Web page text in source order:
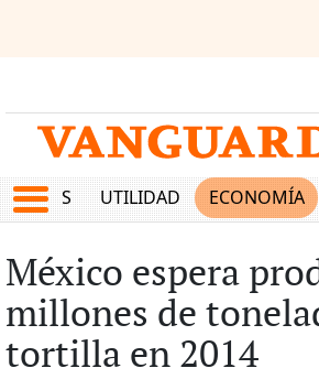
UTILIDAD ECONOMÍA
México espera
millones de
tortilla en 2014